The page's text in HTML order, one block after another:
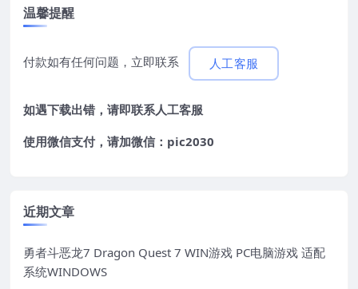
温馨提醒
付款如有任何问题，立即联系 人工客服
如遇下载出错，请即联系人工客服
使用微信支付，请加微信：pic2030
近期文章
勇者斗恶龙7 Dragon Quest 7 WIN游戏 PC电脑游戏 适配
系统WINDOWS